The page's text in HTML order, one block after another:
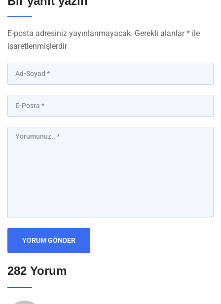
E-posta adresiniz yayınlanmayacak. Gerekli alanlar* ile
işaretlenmişlerdir
282 Yorum